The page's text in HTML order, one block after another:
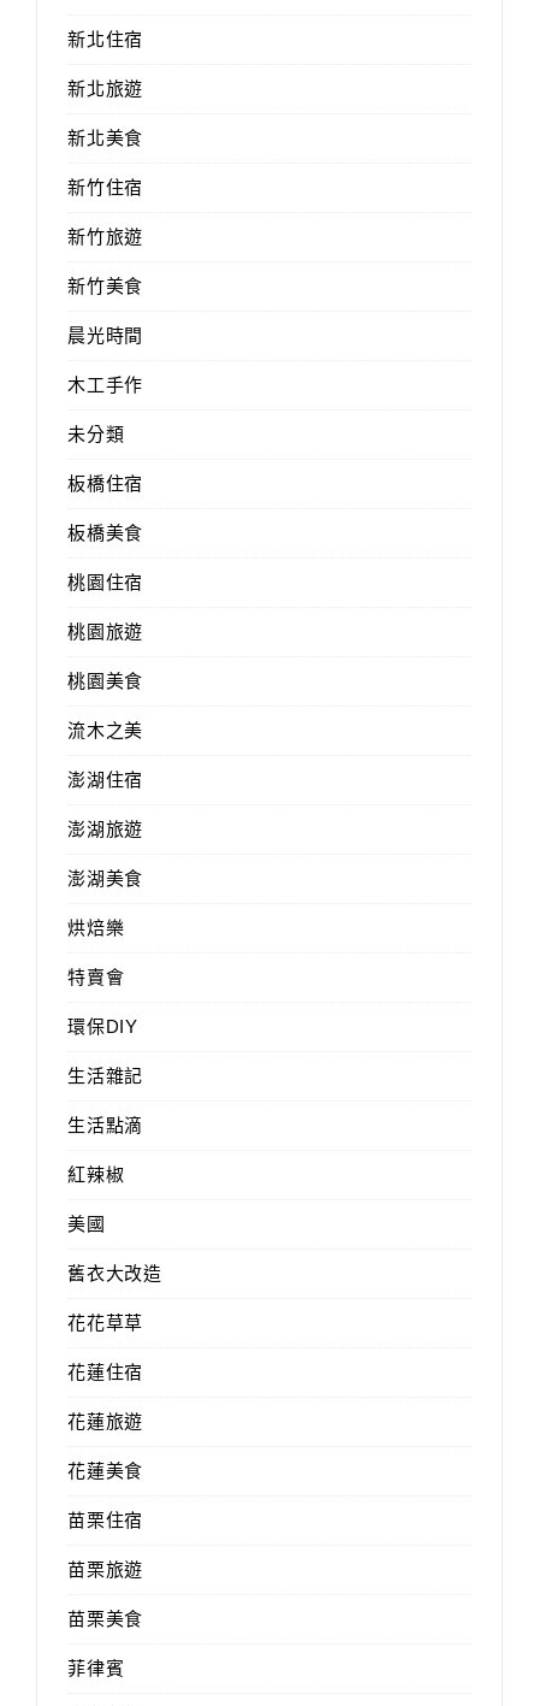
新北住宿
新北旅遊
新北美食
新竹住宿
新竹旅遊
新竹美食
晨光時間
木工手作
未分類
板橋住宿
板橋美食
桃園住宿
桃園旅遊
桃園美食
流木之美
澎湖住宿
澎湖旅遊
澎湖美食
烘焙樂
特賣會
環保DIY
生活雜記
生活點滴
紅辣椒
美國
舊衣大改造
花花草草
花蓮住宿
花蓮旅遊
花蓮美食
苗栗住宿
苗栗旅遊
苗栗美食
菲律賓